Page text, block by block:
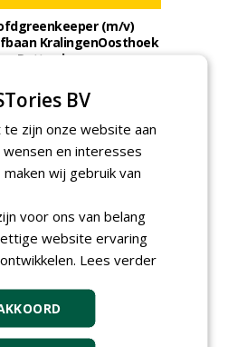
(m/v)
KralingenOosthoek
Voorman
BUCH
2026, Castricum en Uitgeest
Greenkeeper bij
specialist bij
40 uur
2026, Schalkwijk
bij
40 uur
BV
zijn onze website aan
en interesses
wij gebruik van
voor ons van belang
website ervaring
Lees verder